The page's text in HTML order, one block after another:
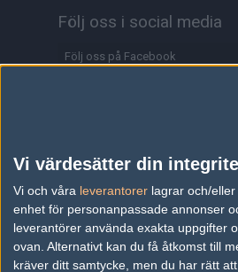
Vi värdesätter din
Vi och våra leverantorer lagrar och/
enhet för personanpassade annonser
leverantörer använda exakta uppgifter
ovan. Alternativt kan du få åtkomst till
kräver ditt samtycke, men du har rätt
– hoppar in för
04/08 COUNTER-
04/08 COUNTER-
Johnny Speeds
semifinal i LAN:et
kross mot SHiNE
04/08 COUNTER-
Följ oss i social media
Följ oss på Facebook
Information
Annonsering
Copyright och Privacy Policy